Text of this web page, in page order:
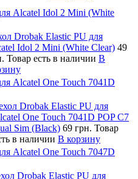
Alcatel Idol 2 Mini (White
Drobak Elastic PU для
Idol 2 Mini (White Clear) 49
Товар есть в наличии В
Alcatel One Touch 7041D
Drobak Elastic PU для
One Touch 7041D POP C7
Sim (Black) 69 грн. Товар
в наличии В корзину
Alcatel One Touch 7047D
Drobak Elastic PU для